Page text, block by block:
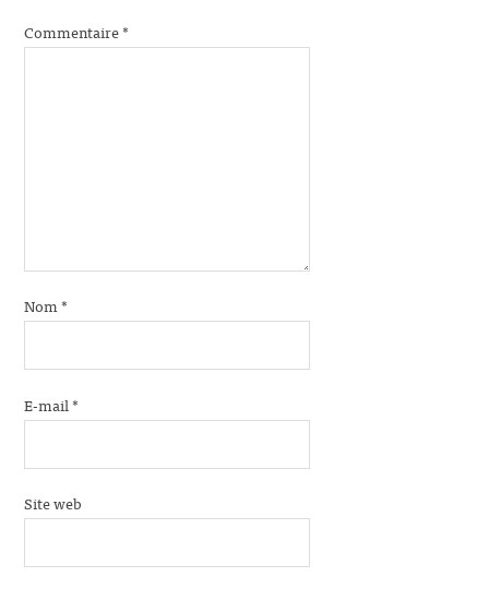
Commentaire*
Nom*
E-mail*
Site web